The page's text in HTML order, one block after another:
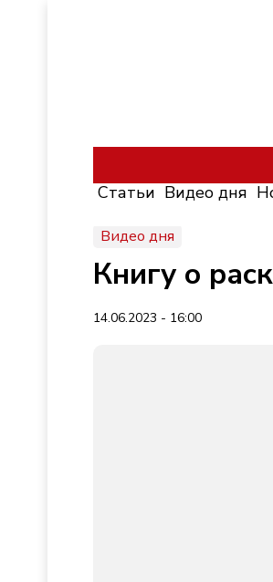
Статьи Видео дня
Видео дня
Книгу о
14.06.2023 - 16:00